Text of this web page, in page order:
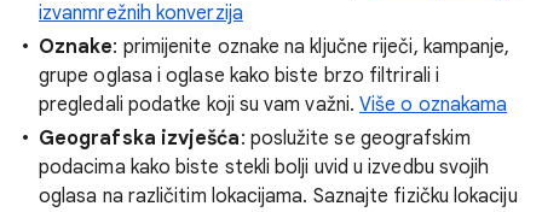
izvanmrežnih konverzija
Oznake: primijenite oznake na ključne riječi, kampanje,
grupe oglasa i oglase kako biste brzo filtrirali i
pregledali podatke koji su vam važni.Više o oznakama
Geografska izvješća: poslužite se geografskim
podacima kako biste stekli bolji uvid u izvedbu svojih
oglasa na različitim lokacijama. Saznajte fizičku lokaciju